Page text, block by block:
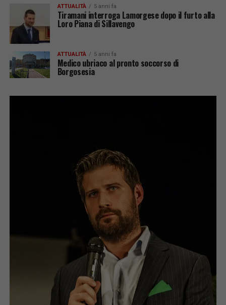
ATTUALITÀ 5 anni fa
Tiramani interroga Lamorgese dopo il furto alla
Loro Piana di Sillavengo
ATTUALITÀ 5 anni fa
Medico ubriaco al pronto soccorso di
Borgosesia